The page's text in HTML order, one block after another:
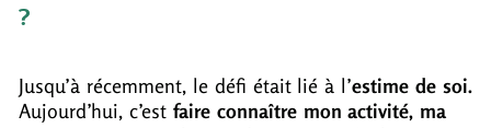
?
Jusqu’à récemment, le défi était lié à l’estime de soi.
Aujourd’hui, c’est faire connaître mon activité, ma